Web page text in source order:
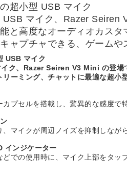
超小型 USB マイク
マイク、Razer Seiren
と高度なオーディオカスタ
ャプチャできる、ゲーム
USB マイク
ク、Razer Seiren V3 Mini の登場
ーミング、チャットに最適な超小
プセルを搭載し、驚異的な感度
マイクが周辺ノイズを抑制しな
インジケーター
での使用時に、マイク上部をタ